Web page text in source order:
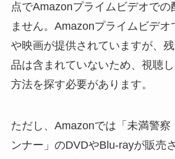
点でAmazonプライムビデオでの
ません。Amazonプライムビデオ
や映画が提供されていますが、
品は含まれていないため、視聴
方法を探す必要があります。
ただし、Amazonでは「未満警察
ンナー」のDVDやBlu-rayが販売